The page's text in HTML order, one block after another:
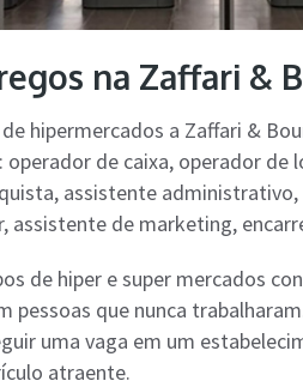
na Zaffari &
hipermercados a Zaffari &
operador de caixa, operador
assistente
assistente de marketing,
de hiper e super mercados
pessoas que nunca
uma vaga em um
atraente.